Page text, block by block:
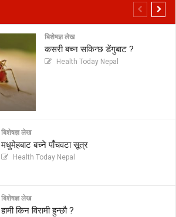
बिशेषज्ञ लेख
कसरी बच्न सकिन्छ डेंगुबाट ?
Health Today Nepal
बिशेषज्ञ लेख
मधुमेहबाट बच्ने पाँचवटा सूत्र
Health Today Nepal
बिशेषज्ञ लेख
हामी किन विरामी हुन्छौ ?